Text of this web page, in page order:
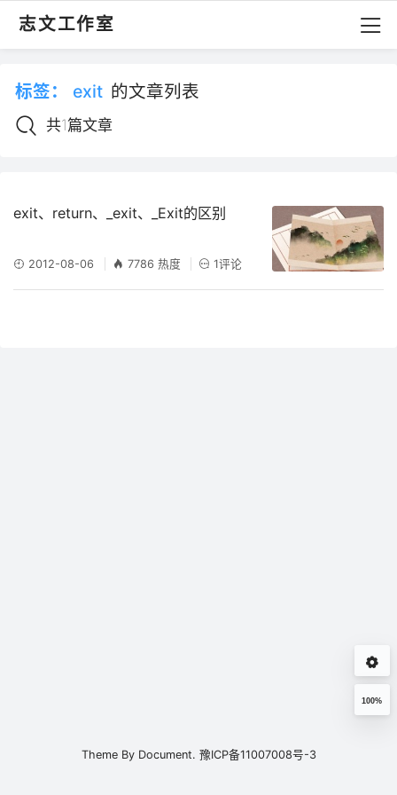
志文工作室
标签： exit 的文章列表
共1篇文章
exit、return、_exit、_Exit的区别
2012-08-06 7786 热度 1评论
100%
Theme By Document. 豫ICP备11007008号-3